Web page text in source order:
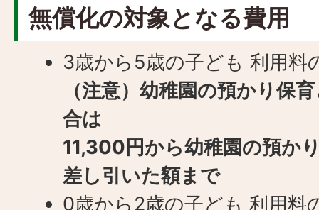
無償化の対象となる費用
3歳から5歳の子ども 利用料
（注意）幼稚園の預かり保
合は
11,300円から幼稚園の預か
差し引いた額まで
0歳から2歳の子ども 利用料